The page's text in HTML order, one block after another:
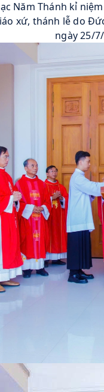
Năm Thánh kỉ
xứ, thánh lễ do
ngày 25/